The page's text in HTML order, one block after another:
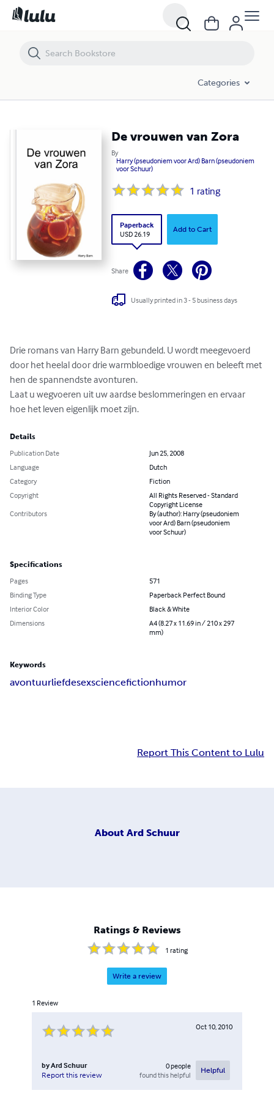
Categories
De vrouwen van Zora
By
Harry (pseudoniem voor Ard) Barn (pseudoniem
voor Schuur)
1 rating
Paperback
USD 26.19
Add to Cart
Share
Usually printed in 3 - 5 business days
Drie romans van Harry Barn gebundeld. U wordt meegevoerd
door het heelal door drie warmbloedige vrouwen en beleeft met
hen de spannendste avonturen.
Laat u wegvoeren uit uw aardse beslommeringen en ervaar
hoe het leven eigenlijk moet zijn.
Details
Publication Date
Jun 25, 2008
Language
Dutch
Category
Fiction
Copyright
All Rights Reserved - Standard
Copyright License
Contributors
By (author): Harry (pseudoniem
voor Ard) Barn (pseudoniem
voor Schuur)
Specifications
Pages
571
Binding Type
Paperback Perfect Bound
Interior Color
Black & White
Dimensions
A4 (8.27 x 11.69 in / 210 x 297
mm)
Keywords
avontuurliefdesexsciencefictionhumor
Report This Content to Lulu
About Ard Schuur
Ratings & Reviews
1 rating
Write a review
1 Review
Oct 10, 2010
byArd Schuur
Report this review
0people
found this helpful
Helpful
De vrouwen van Zora